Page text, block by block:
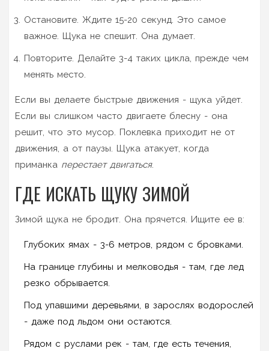
Остановите. Ждите 15-20 секунд. Это самое
важное. Щука не спешит. Она думает.
Повторите. Делайте 3-4 таких цикла, прежде чем
менять место.
Если вы делаете быстрые движения - щука уйдет.
Если вы слишком часто двигаете блесну - она
решит, что это мусор. Поклевка приходит не от
движения, а от паузы. Щука атакует, когда
приманка перестает двигаться.
ГДЕ ИСКАТЬ ЩУКУ ЗИМОЙ
Зимой щука не бродит. Она прячется. Ищите ее в:
Глубоких ямах - 3-6 метров, рядом с бровками.
На границе глубины и мелководья - там, где лед
резко обрывается.
Под упавшими деревьями, в зарослях водорослей
- даже под льдом они остаются.
Рядом с руслами рек - там, где есть течения,